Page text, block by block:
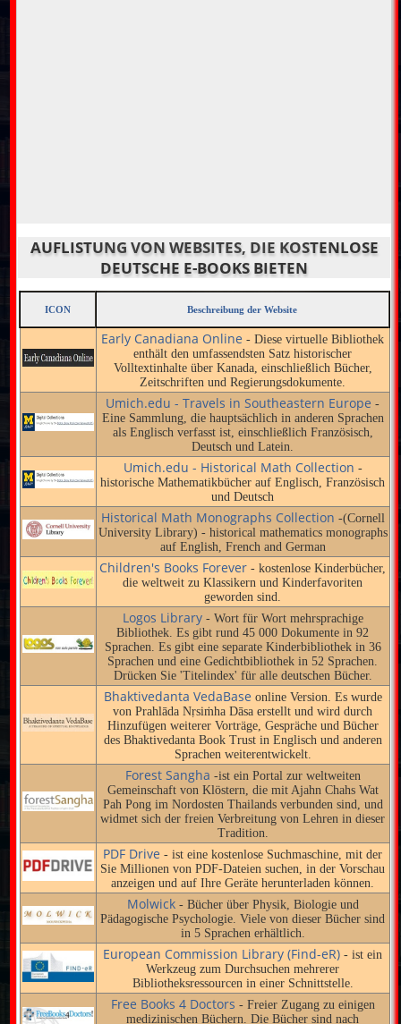
AUFLISTUNG VON WEBSITES, DIE KOSTENLOSE
DEUTSCHE E-BOOKS BIETEN
ICON Beschreibung der Website
Early Canadiana Online - Diese virtuelle Bibliothek
enthält den umfassendsten Satz historischer
Volltextinhalte über Kanada, einschließlich Bücher,
Zeitschriften und Regierungsdokumente.
Umich.edu - Travels in Southeastern Europe -
Eine Sammlung, die hauptsächlich in anderen Sprachen
als Englisch verfasst ist, einschließlich Französisch,
Deutsch und Latein.
Umich.edu - Historical Math Collection -
historische Mathematikbücher auf Englisch, Französisch
und Deutsch
Historical Math Monographs Collection -(Cornell
University Library) - historical mathematics monographs
auf English, French and German
Children's Books Forever - kostenlose Kinderbücher,
die weltweit zu Klassikern und Kinderfavoriten
geworden sind.
Logos Library- Wort für Wort mehrsprachige
Bibliothek. Es gibt rund 45 000 Dokumente in 92
Sprachen. Es gibt eine separate Kinderbibliothek in 36
Sprachen und eine Gedichtbibliothek in 52 Sprachen.
Drücken Sie 'Titelindex' für alle deutschen Bücher.
Bhaktivedanta VedaBase online Version. Es wurde
von Prahlāda Nṛsiṁha Dāsa erstellt und wird durch
Hinzufügen weiterer Vorträge, Gespräche und Bücher
des Bhaktivedanta Book Trust in Englisch und anderen
Sprachen weiterentwickelt.
Forest Sangha -ist ein Portal zur weltweiten
Gemeinschaft von Klöstern, die mit Ajahn Chahs Wat
Pah Pong im Nordosten Thailands verbunden sind, und
widmet sich der freien Verbreitung von Lehren in dieser
Tradition.
PDF Drive - ist eine kostenlose Suchmaschine, mit der
Sie Millionen von PDF-Dateien suchen, in der Vorschau
anzeigen und auf Ihre Geräte herunterladen können.
Molwick- Bücher über Physik, Biologie und
Pädagogische Psychologie. Viele von dieser Bücher sind
in 5 Sprachen erhältlich.
European Commission Library (Find-eR) - ist ein
Werkzeug zum Durchsuchen mehrerer
Bibliotheksressourcen in einer Schnittstelle.
Free Books 4 Doctors - Freier Zugang zu einigen
medizinischen Büchern. Die Bücher sind nach